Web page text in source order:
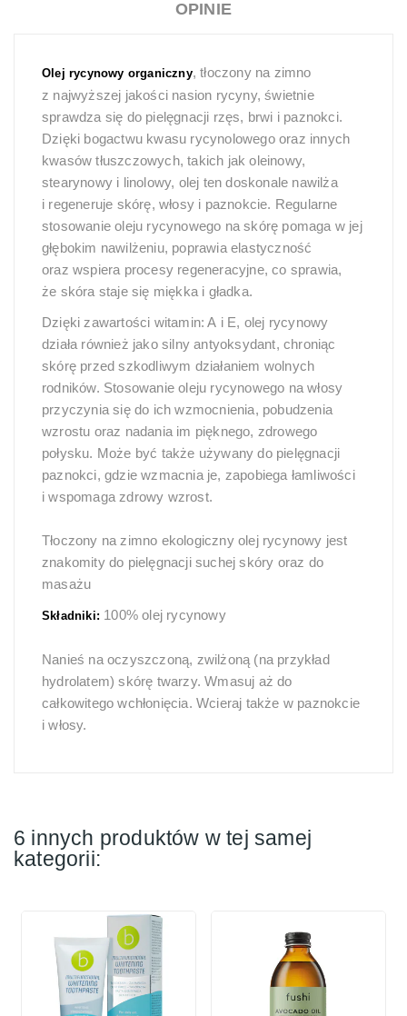
OPINIE
Olej rycynowy organiczny, tłoczony na zimno
z najwyższej jakości nasion rycyny, świetnie
sprawdza się do pielęgnacji rzęs, brwi i paznokci.
Dzięki bogactwu kwasu rycynolowego oraz innych
kwasów tłuszczowych, takich jak oleinowy,
stearynowy i linolowy, olej ten doskonale nawilża
i regeneruje skórę, włosy i paznokcie. Regularne
stosowanie oleju rycynowego na skórę pomaga w jej
głębokim nawilżeniu, poprawia elastyczność
oraz wspiera procesy regeneracyjne, co sprawia,
że skóra staje się miękka i gładka.
Dzięki zawartości witamin: A i E, olej rycynowy
działa również jako silny antyoksydant, chroniąc
skórę przed szkodliwym działaniem wolnych
rodników. Stosowanie oleju rycynowego na włosy
przyczynia się do ich wzmocnienia, pobudzenia
wzrostu oraz nadania im pięknego, zdrowego
połysku. Może być także używany do pielęgnacji
paznokci, gdzie wzmacnia je, zapobiega łamliwości
i wspomaga zdrowy wzrost.
Tłoczony na zimno ekologiczny olej rycynowy jest
znakomity do pielęgnacji suchej skóry oraz do
masażu
Składniki: 100% olej rycynowy
Nanieś na oczyszczoną, zwilżoną (na przykład
hydrolatem) skórę twarzy. Wmasuj aż do
całkowitego wchłonięcia. Wcieraj także w paznokcie
i włosy.
6 innych produktów w tej samej
kategorii: